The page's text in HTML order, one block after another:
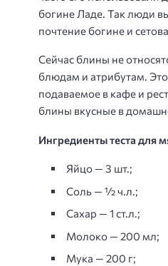
богине Ладе. Так люди
почтение богине и
Сейчас блины не
блюдам и атрибутам.
подаваемое в кафе и
блины вкусные в
Ингредиенты теста для
Яйцо — 3 шт.;
Соль — ½ ч.л.;
Сахар — 1 ст.л.;
Молоко — 200 мл;
Мука — 200 г;